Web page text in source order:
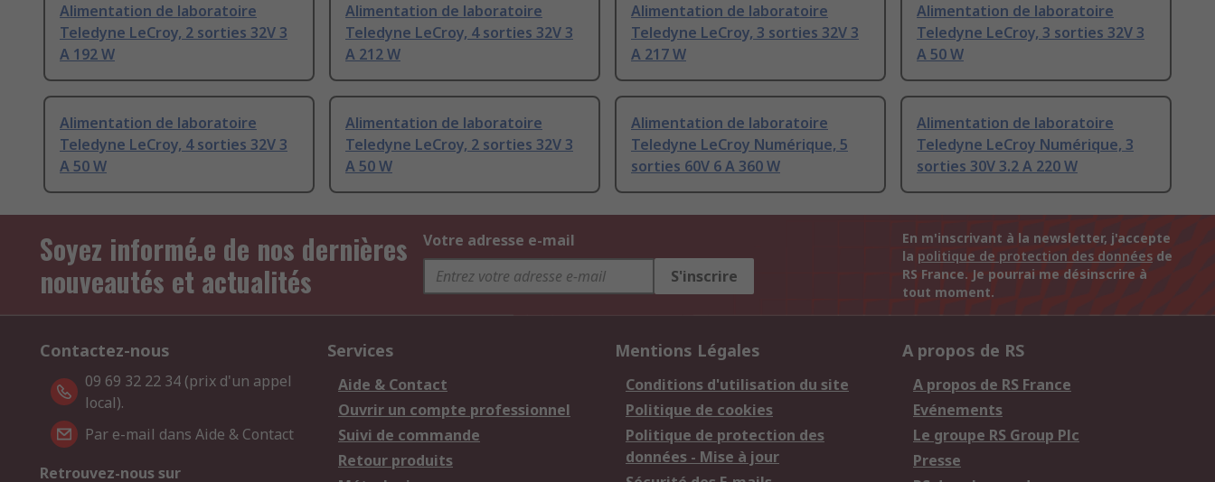
Alimentation de laboratoire
Teledyne LeCroy, 2 sorties 32V 3
A 192 W
Alimentation de laboratoire
Teledyne LeCroy, 4 sorties 32V 3
A 212 W
Alimentation de laboratoire
Teledyne LeCroy, 3 sorties 32V 3
A 217 W
Alimentation de laboratoire
Teledyne LeCroy, 3 sorties 32V 3
A 50 W
Alimentation de laboratoire
Teledyne LeCroy, 4 sorties 32V 3
A 50 W
Alimentation de laboratoire
Teledyne LeCroy, 2 sorties 32V 3
A 50 W
Alimentation de laboratoire
Teledyne LeCroy Numérique, 5
sorties 60V 6 A 360 W
Alimentation de laboratoire
Teledyne LeCroy Numérique, 3
sorties 30V 3.2 A 220 W
Soyez informé.e de nos dernières
nouveautés et actualités
Votre adresse e-mail
S'inscrire
En m'inscrivant à la newsletter, j'accepte
la politique de protection des données de
RS France. Je pourrai me désinscrire à
tout moment.
Contactez-nous
09 69 32 22 34 (prix d'un appel
local).
Par e-mail dans Aide & Contact
Retrouvez-nous sur
Services
Aide & Contact
Ouvrir un compte professionnel
Suivi de commande
Retour produits
Mentions Légales
Conditions d'utilisation du site
Politique de cookies
Politique de protection des
données - Mise à jour
A propos de RS
A propos de RS France
Evénements
Le groupe RS Group Plc
Presse